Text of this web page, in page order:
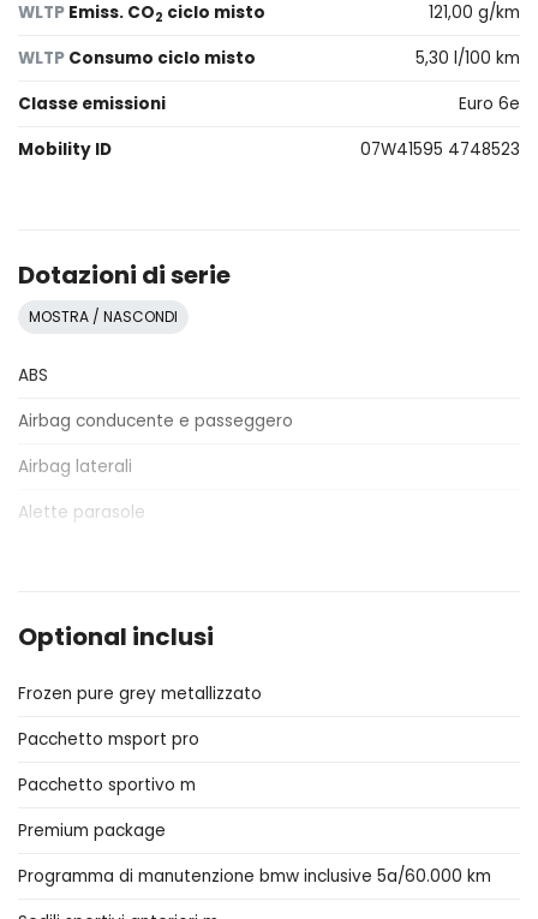
WLTP Emiss. CO2 ciclo misto
121,00 g/km
WLTP Consumo ciclo misto
5,30 l/100 km
Classe emissioni
Euro 6e
Mobility ID
07W41595 4748523
Dotazioni di serie
MOSTRA / NASCONDI
ABS
Airbag conducente e passeggero
Airbag laterali
Alette parasole
Assistente al parcheggio
Attacchi Isofix per seggiolini
Badge esterno identificativo
Bracciolo anteriore
Cambio automatico
Cerchi in lega
Optional inclusi
Frozen pure grey metallizzato
Pacchetto msport pro
Pacchetto sportivo m
Premium package
Programma di manutenzione bmw inclusive 5a/60.000 km